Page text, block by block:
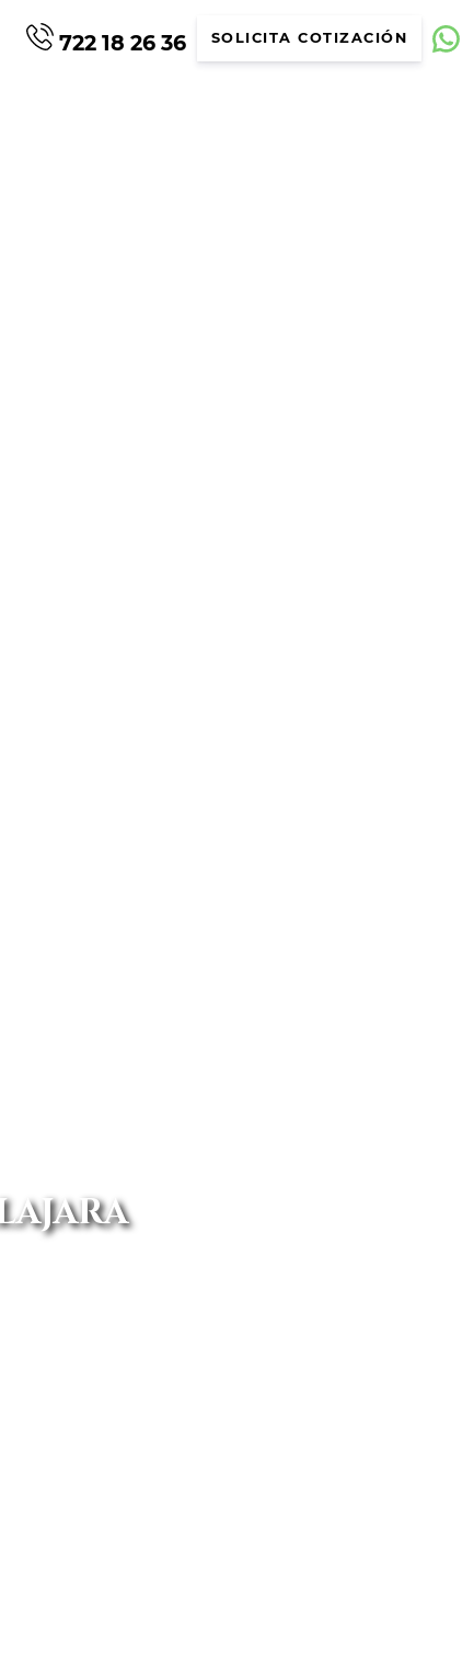
722 18 26 36 SOLICITA COTIZACIÓN